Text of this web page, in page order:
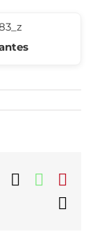
Facebook